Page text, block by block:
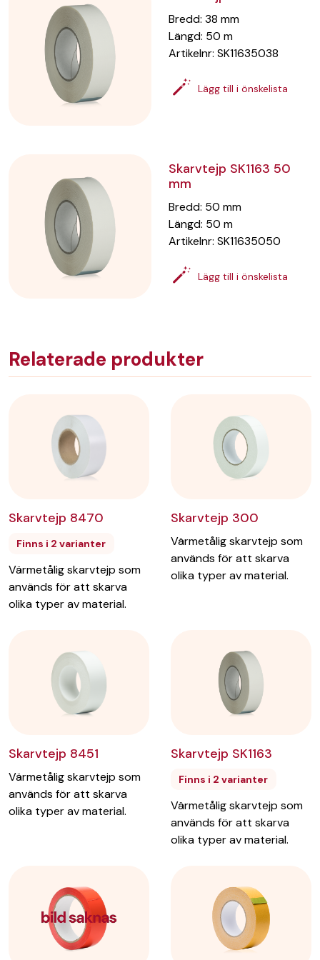
Bredd:38 mm
Längd: 50 m
Artikelnr:SK11635038
Lägg till i önskelista
Skarvtejp SK1163 50
mm
Bredd: 50 mm
Längd: 50 m
Artikelnr:SK11635050
Lägg till i önskelista
Relaterade produkter
Skarvtejp 8470
Finns i 2 varianter
Värmetålig skarvtejp som
används för att skarva
olika typer av material.
Skarvtejp 300
Värmetålig skarvtejp som
används för att skarva
olika typer av material.
Skarvtejp 8451
Värmetålig skarvtejp som
används för att skarva
olika typer av material.
Skarvtejp SK1163
Finns i 2 varianter
Värmetålig skarvtejp som
används för att skarva
olika typer av material.